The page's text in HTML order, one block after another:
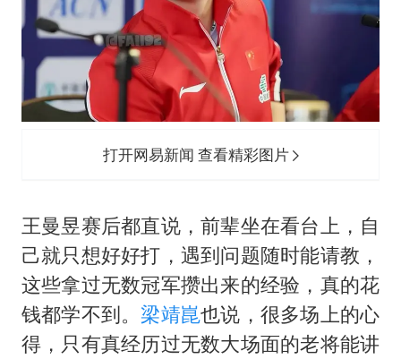
打开网易新闻 查看精彩图片
王曼昱赛后都直说，前辈坐在看台上，自
己就只想好好打，遇到问题随时能请教，
这些拿过无数冠军攒出来的经验，真的花
钱都学不到。 梁靖崑也说，很多场上的心
得，只有真经历过无数大场面的老将能讲